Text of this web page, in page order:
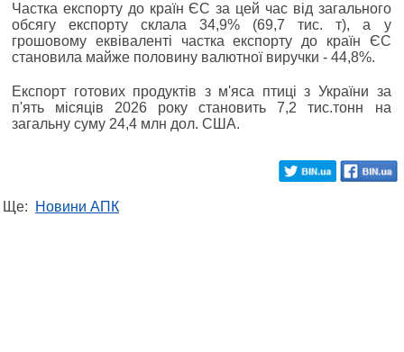
Частка експорту до країн ЄС за цей час від загального
обсягу експорту склала 34,9% (69,7 тис. т), а у
грошовому еквіваленті частка експорту до країн ЄС
становила майже половину валютної виручки - 44,8%.
Експорт готових продуктів з м'яса птиці з України за
п'ять місяців 2026 року становить 7,2 тис.тонн на
загальну суму 24,4 млн дол. США.
Ще: Новини АПК